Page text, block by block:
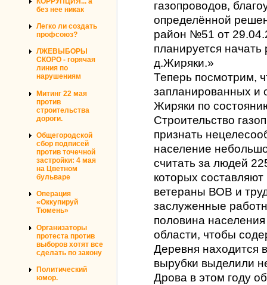
без нее никак
Легко ли создать
профсоюз?
ЛЖЕВЫБОРЫ
СКОРО - горячая
линия по
нарушениям
Митинг 22 мая
против
строительства
дороги.
Общегородской
сбор подписей
против точечной
застройки: 4 мая
на Цветном
бульваре
Операция
«Оккупируй
Тюмень»
Организаторы
протеста против
выборов хотят все
сделать по закону
Политический
юмор.
газопроводов,
определённой
район №51 от
планируется начать
д.Жиряки.»
Теперь посмотрим,
запланированных и
Жиряки по
Строительство
признать
население
считать за людей
которых
ветераны ВОВ и
заслуженные
половина
области, чтобы
Деревня находится
вырубки выделили
Дрова в этом году